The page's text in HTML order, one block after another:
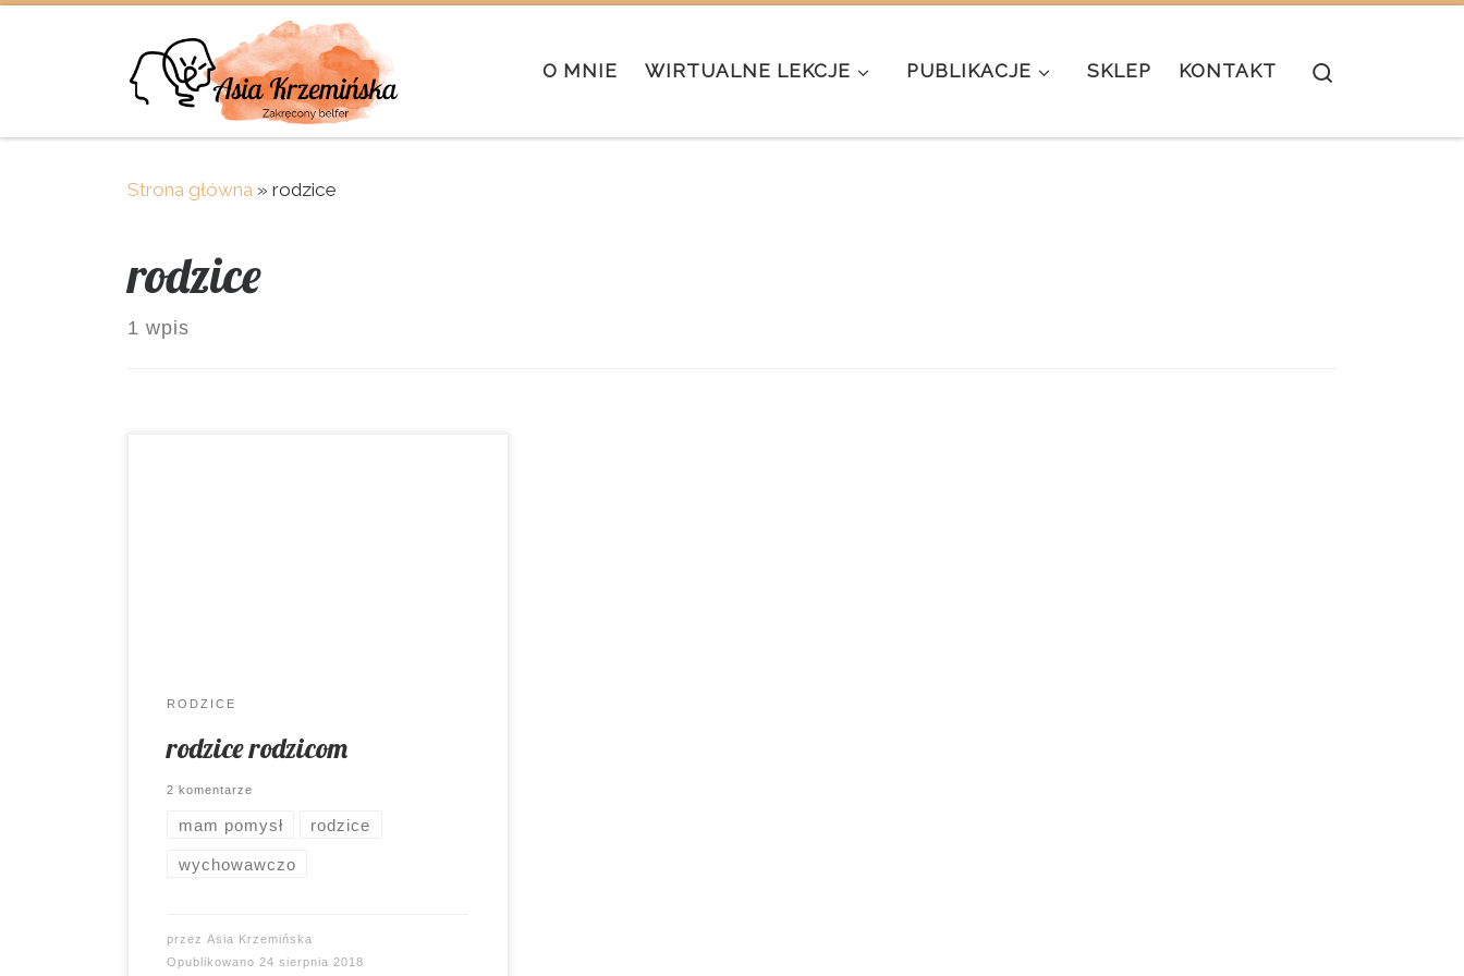
O MNIE WIRTUALNE LEKCJE PUBLIKACJE SKLEP KONTAKT
Strona główna » rodzice
rodzice
1 wpis
RODZICE
rodzice rodzicom
2 komentarze
mam pomysł rodzice
wychowawczo
przezAsia Krzemińska
Opublikowano 24 sierpnia 2018